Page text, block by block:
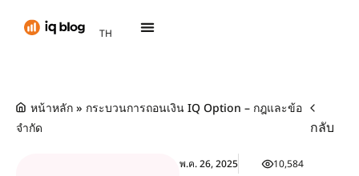
TH
AR
หน้าหลัก » กระบวนการถอนเงิน IQ Option – กฎและข้อ
จำกัด
กลับ
พ.ค. 26, 2025
10,584